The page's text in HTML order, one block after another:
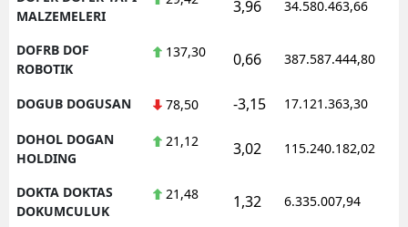
MALZEMELERI
3,96 34.580.463,66
DOFRB DOF
ROBOTIK
137,30 0,66 387.587.444,80
DOGUB DOGUSAN 78,50 -3,15 17.121.363,30
DOHOL DOGAN
HOLDING
21,12 3,02 115.240.182,02
DOKTA DOKTAS
DOKUMCULUK
21,48 1,32 6.335.007,94